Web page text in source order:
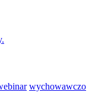
wychowawczo